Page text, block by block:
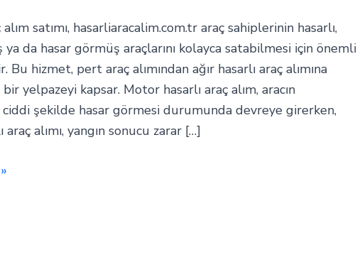
alım satımı, hasarliaracalim.com.tr araç sahiplerinin hasarlı,
ya da hasar görmüş araçlarını kolayca satabilmesi için önemli
hizmet, pert araç alımından ağır hasarlı araç alımına
yelpazeyi kapsar. Motor hasarlı araç alım, aracın
şekilde hasar görmesi durumunda devreye girerken,
araç alımı, yangın sonucu zarar […]